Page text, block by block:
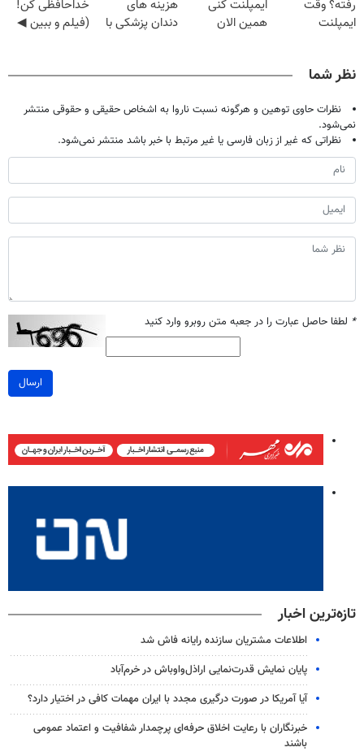
رفته؟ وقت
ایمپلنت
ایمپلنت کنی
همین الان
تومان!!!
هزینه های
دندان پزشکی با
خداحافظی کن!
(فیلم و ببین ◀
نظر شما
نظرات حاوی توهین و هرگونه نسبت ناروا به اشخاص حقیقی و حقوقی منتشر
نمی‌شود.
نظراتی که غیر از زبان فارسی یا غیر مرتبط با خبر باشد منتشر نمی‌شود.
* لطفا حاصل عبارت را در جعبه متن روبرو وارد کنید
ارسال
تازه‌ترین اخبار
اطلاعات مشتریان سازنده رایانه فاش شد
پایان نمایش قدرت‌نمایی اراذل‌واوباش در خرم‌آباد
آیا آمریکا در صورت درگیری مجدد با ایران مهمات کافی در اختیار دارد؟
خبرنگاران با رعایت اخلاق حرفه‌ای پرچمدار شفافیت و اعتماد عمومی
باشند